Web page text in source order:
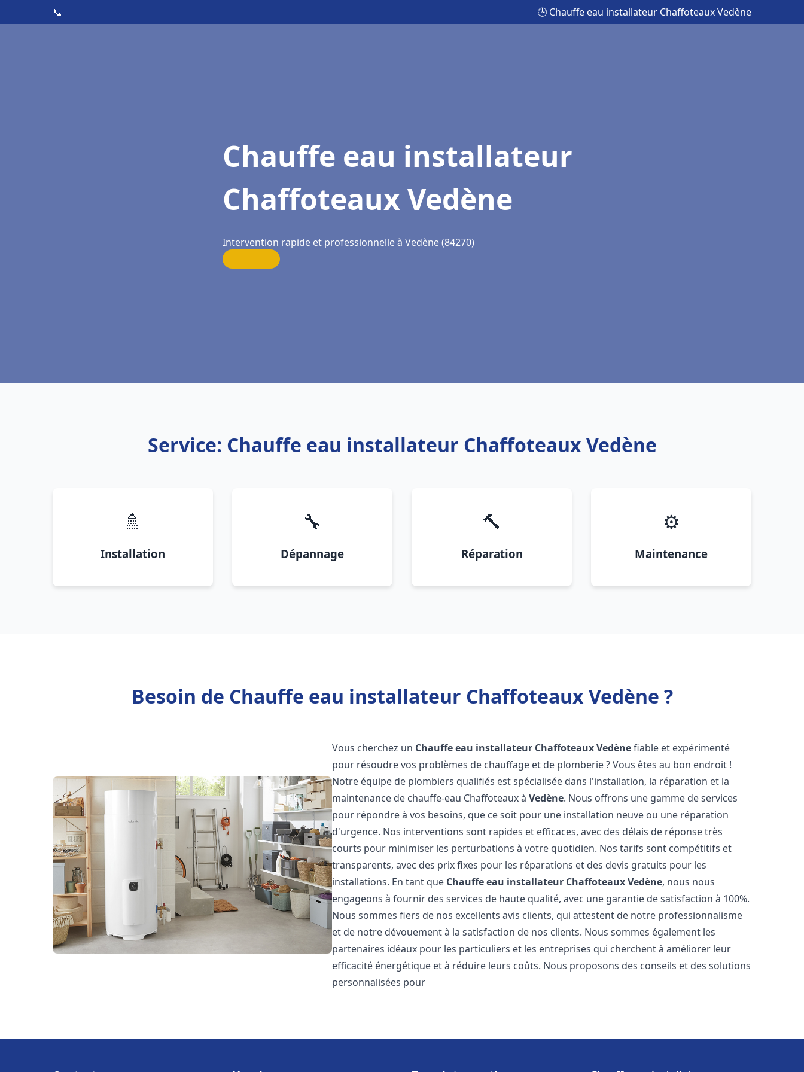
📞 🕒 Chauffe eau installateur Chaffoteaux Vedène
Chauffe eau installateur
Chaffoteaux Vedène
Intervention rapide et professionnelle à Vedène (84270)
Service: Chauffe eau installateur Chaffoteaux Vedène
🚿
Installation
🔧
Dépannage
🔨
Réparation
⚙️
Maintenance
Besoin de Chauffe eau installateur Chaffoteaux Vedène ?
Vous cherchez un Chauffe eau installateur ChaffoteauxVedènefiable et expérimenté
pour résoudre vos problèmes de chauffage et de plomberie ? Vous êtes au bon endroit !
Notre équipe de plombiers qualifiés est spécialisée dans l'installation, la réparation et la
maintenance de chauffe-eau Chaffoteaux àVedène. Nous offrons une gamme de services
pour répondre à vos besoins, que ce soit pour une installation neuve ou une réparation
d'urgence. Nos interventions sont rapides et efficaces, avec des délais de réponse très
courts pour minimiser les perturbations à votre quotidien. Nos tarifs sont compétitifs et
transparents, avec des prix fixes pour les réparations et des devis gratuits pour les
installations. En tant que Chauffe eau installateur ChaffoteauxVedène, nous nous
engageons à fournir des services de haute qualité, avec une garantie de satisfaction à 100%.
Nous sommes fiers de nos excellents avis clients, qui attestent de notre professionnalisme
et de notre dévouement à la satisfaction de nos clients. Nous sommes également les
partenaires idéaux pour les particuliers et les entreprises qui cherchent à améliorer leur
efficacité énergétique et à réduire leurs coûts. Nous proposons des conseils et des solutions
personnalisées pour